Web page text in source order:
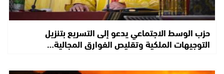
حزب الوسط الاجتماعي يدعو إلى التسريع بتنزيل
التوجيهات الملكية وتقليص الفوارق المجالية…